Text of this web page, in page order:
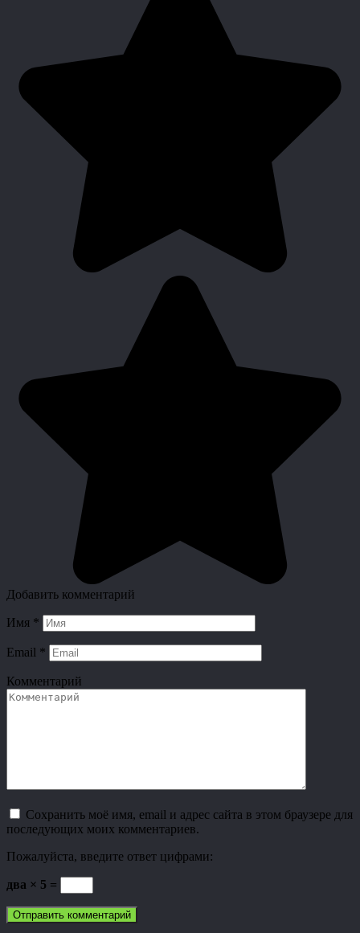
Добавить комментарий
Имя *
Email *
Комментарий
Сохранить моё имя, email и адрес сайта в этом браузере для
последующих моих комментариев.
Пожалуйста, введите ответ цифрами:
два × 5 =